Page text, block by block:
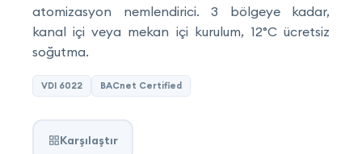
atomizasyon nemlendirici. 3 bölgeye kadar,
kanal içi veya mekan içi kurulum, 12°C ücretsiz
soğutma.
VDI 6022 BACnet Certified
Karşılaştır